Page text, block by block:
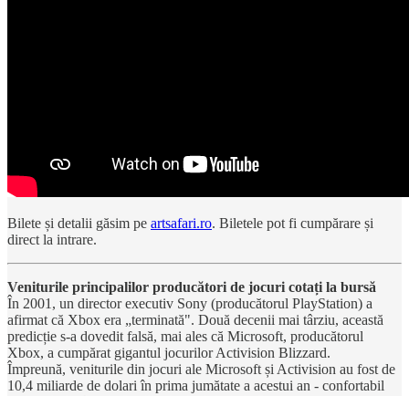
Bilete și detalii găsim pe artsafari.ro. Biletele pot fi cumpărare și
direct la intrare.
Veniturile principalilor producători de jocuri cotați la bursă
În 2001, un director executiv Sony (producătorul PlayStation) a
afirmat că Xbox era „terminată". Două decenii mai târziu, această
predicție s-a dovedit falsă, mai ales că Microsoft, producătorul
Xbox, a cumpărat gigantul jocurilor Activision Blizzard.
Împreună, veniturile din jocuri ale Microsoft și Activision au fost de
10,4 miliarde de dolari în prima jumătate a acestui an - confortabil